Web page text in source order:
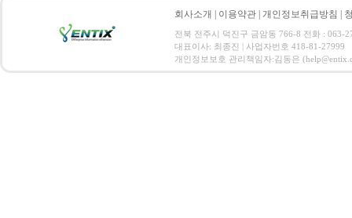
회사소개 이용약관 개인정보취급방침
전북 전주시 덕진구 금암동 766-8 전화 : 063-
대표이사: 최종진 | 사업자번호 418-81-27999
개인정보보호 관리책임자:김동은